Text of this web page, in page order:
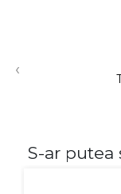
18K
‹
S-ar putea